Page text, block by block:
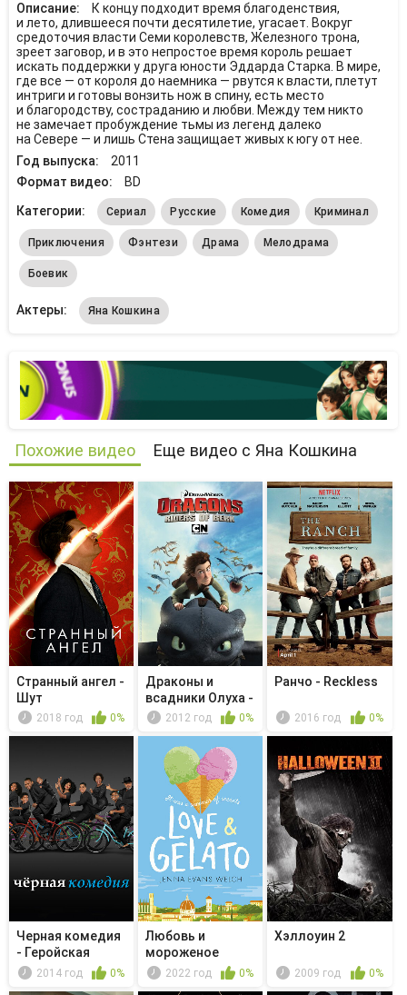
Описание:
К концу подходит время благоденствия,
и лето, длившееся почти десятилетие, угасает. Вокруг
средоточия власти Семи королевств, Железного трона,
зреет заговор, и в это непростое время король решает
искать поддержки у друга юности Эддарда Старка. В мире,
где все — от короля до наемника — рвутся к власти, плетут
интриги и готовы вонзить нож в спину, есть место
и благородству, состраданию и любви. Между тем никто
не замечает пробуждение тьмы из легенд далеко
на Севере — и лишь Стена защищает живых к югу от нее.
Год выпуска:
2011
Формат видео:
BD
Категории:
Сериал Русские Комедия Криминал
Приключения Фэнтези Драма Мелодрама
Боевик
Актеры: Яна Кошкина
Похожие видео Еще видео с Яна Кошкина
Странный ангел -
Шут
2018 год 0%
Драконы и
всадники Олуха -
Мы - одна ...
2012 год 0%
Ранчо - Reckless
2016 год 0%
Черная комедия
- Геройская
пицца2014 год 0%
Любовь и
мороженое
2022 год 0%
Хэллоуин 2
2009 год 0%